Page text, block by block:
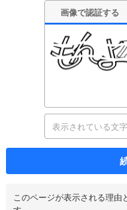
画像で認証する
このページが表示される理由